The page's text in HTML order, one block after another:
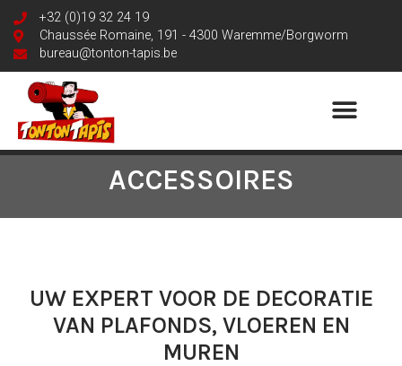
+32 (0)19 32 24 19
Chaussée Romaine, 191 - 4300 Waremme/Borgworm
bureau@tonton-tapis.be
ACCESSOIRES
UW EXPERT VOOR DE DECORATIE
VAN PLAFONDS, VLOEREN EN
MUREN